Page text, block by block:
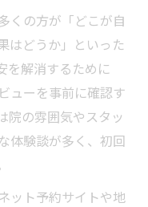
灸整骨院利用
整骨院が安心
鍼灸整骨院活用
最適な理由
院が選ばれる訳
善に繋がる理由
くの方が「どこが自
はどうか」といった
を解消するために
ューを事前に確認す
院の雰囲気やスタッ
体験談が多く、初回
ット予約サイトや地